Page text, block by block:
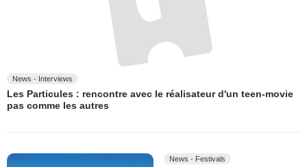
News - Interviews
Les Particules : rencontre avec le réalisateur d'un teen-movie
pas comme les autres
News - Festivals